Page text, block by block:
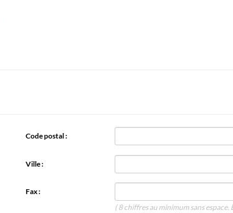
Code postal :
Ville :
Fax :
( 8 chiffres au minimum sans